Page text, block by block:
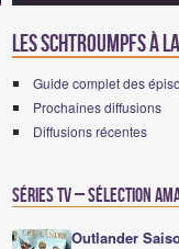
Les Schtroumpfs à
Guide complet des
Prochaines diffusions
Diffusions récentes
Séries TV – Sélection
Outlander